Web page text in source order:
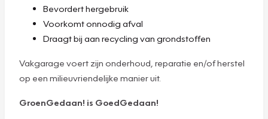
Bevordert hergebruik
Voorkomt onnodig afval
Draagt bij aan recycling van grondstoffen
Vakgarage voert zijn onderhoud, reparatie en/of herstel
op een milieuvriendelijke manier uit.
GroenGedaan! is GoedGedaan!